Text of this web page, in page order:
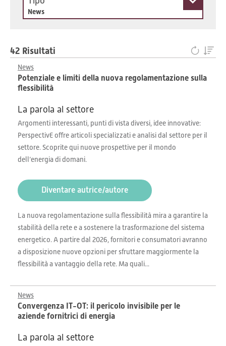
News
42 Risultati
News
Potenziale e limiti della nuova regolamentazione sulla
flessibilità
La parola al settore
Argomenti interessanti, punti di vista diversi, idee innovative:
PerspectivE offre articoli specializzati e analisi dal settore per il
settore. Scoprite qui nuove prospettive per il mondo
dell’energia di domani.
Diventare autrice/autore
La nuova regolamentazione sulla flessibilità mira a garantire la
stabilità della rete e a sostenere la trasformazione del sistema
energetico. A partire dal 2026, fornitori e consumatori avranno
a disposizione nuove opzioni per sfruttare maggiormente la
flessibilità a vantaggio della rete. Ma quali...
News
Convergenza IT-OT: il pericolo invisibile per le
aziende fornitrici di energia
La parola al settore